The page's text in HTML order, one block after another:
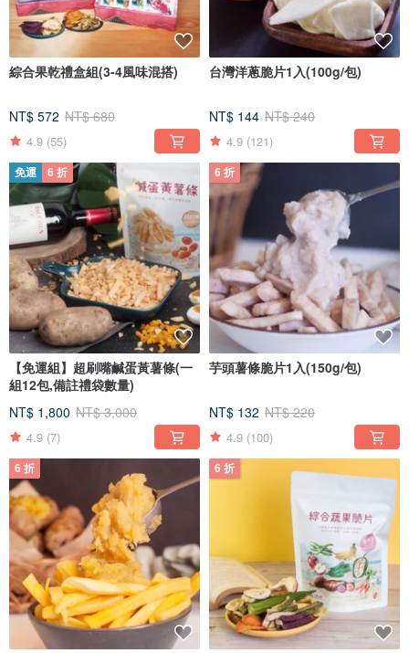
綜合果乾禮盒組(3-4風味混搭)
NT$ 572 NT$ 680
4.9 (55)
台灣洋蔥脆片1入(100g/包)
NT$ 144 NT$ 240
4.9 (121)
免運 6 折
【免運組】超刷嘴鹹蛋黃薯條(一
組12包,備註禮袋數量)
NT$ 1,800 NT$ 3,000
4.9 (7)
6 折
芋頭薯條脆片1入(150g/包)
NT$ 132 NT$ 220
4.9 (100)
6 折 6 折